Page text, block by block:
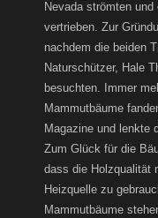
Nevada strömten
vertrieben. Zur
nachdem die beiden
Naturschützer, Hale
besuchten. Immer
Mammutbäume
Magazine und lenkte
Zum Glück für die
dass die Holzqualität
Heizquelle zu
Mammutbäume